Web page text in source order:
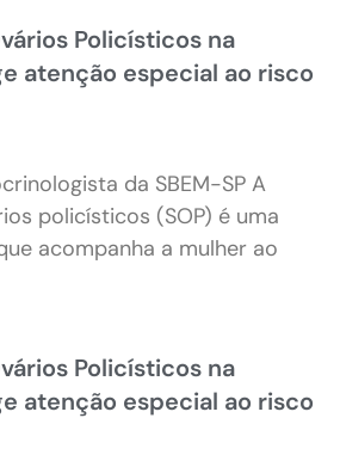
Policísticos na
atenção especial ao risco
da SBEM-SP A
policísticos (SOP) é uma
acompanha a mulher ao
Policísticos na
atenção especial ao risco